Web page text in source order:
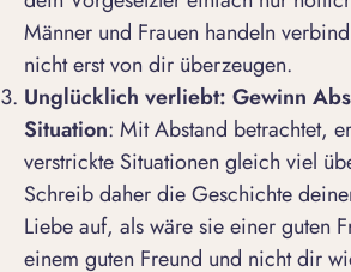
Männer und Frauen handeln
nicht erst von dir überzeugen.
Unglücklich verliebt: Gewinn
Situation: Mit Abstand betrachtet,
verstrickte Situationen gleich viel
Schreib daher die Geschichte
Liebe auf, als wäre sie einer guten
einem guten Freund und nicht dir